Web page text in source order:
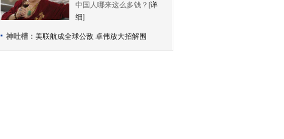
中国人哪来这么多钱？[详
细]
神吐槽： 美联航成全球公敌 卓伟放大招解围